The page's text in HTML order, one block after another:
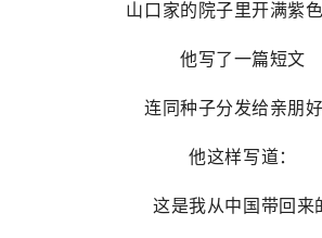
山口家的院子里开满紫
他写了一篇短文
连同种子分发给亲朋
他这样写道：
这是我从中国带回来